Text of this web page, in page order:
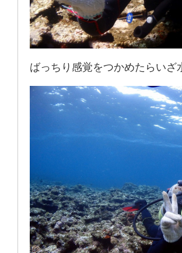
ばっちり感覚をつかめたらいざ